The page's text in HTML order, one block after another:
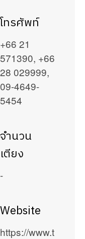
โทรศัพท์
+66 21
571390, +66
28 029999,
09-4649-
5454
จำนวน
เตียง
-
Website
https://